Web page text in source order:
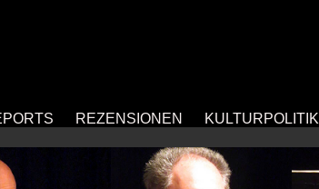
REZENSIONEN KULTURPOLITIK